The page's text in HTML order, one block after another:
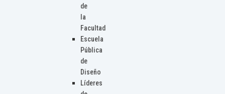
de
la
Facultad
Escuela
Pública
de
Diseño
Líderes